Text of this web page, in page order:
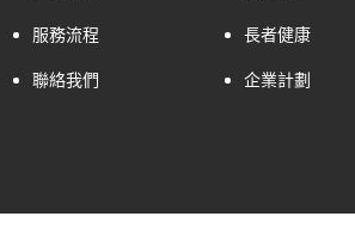
服務流程
聯絡我們
長者健康
企業計劃